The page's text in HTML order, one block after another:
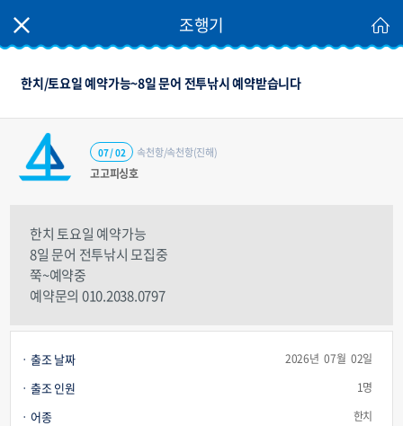
조행기
한치/토요일 예약가능~8일 문어 전투낚시 예약받습니다
고고피싱호
속천항/속천항(진해)
07 / 02
한치 토요일 예약가능
8일 문어 전투낚시 모집중
쭉~예약중
예약문의 010.2038.0797
출조 날짜 2026년 07월 02일
출조 인원 1명
어종 한치